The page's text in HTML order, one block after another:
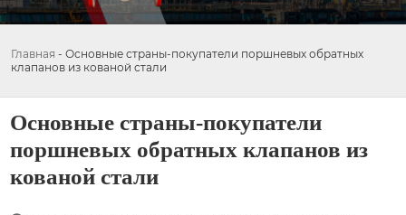
Главная - Основные страны-покупатели поршневых обратных
клапанов из кованой стали
Основные страны-покупатели
поршневых обратных клапанов из
кованой стали